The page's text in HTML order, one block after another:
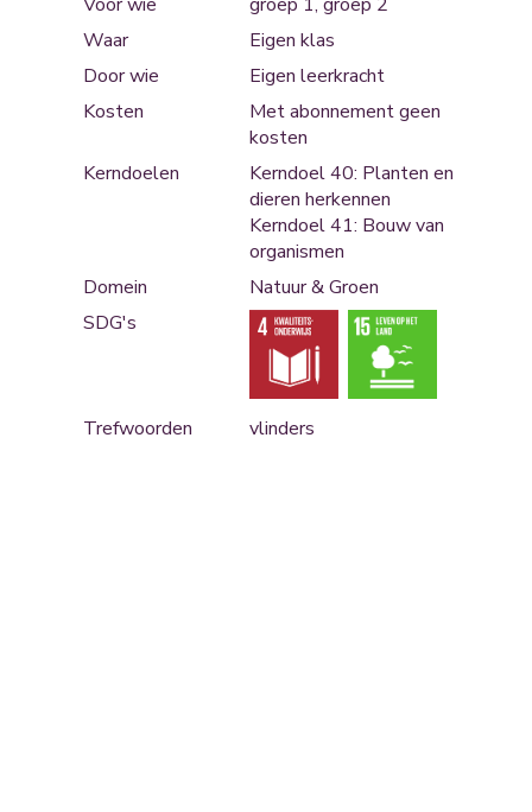
Waar
Eigen klas
Door wie
Eigen leerkracht
Kosten
Met abonnement geen
kosten
Kerndoelen
Kerndoel 40: Planten en
dieren herkennen
Kerndoel 41: Bouw van
organismen
Domein
Natuur & Groen
SDG's
Trefwoorden vlinders